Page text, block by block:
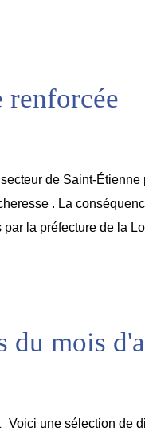
renforcée
secteur de Saint-
. La
la préfecture de la
du mois
Voici une sélection de